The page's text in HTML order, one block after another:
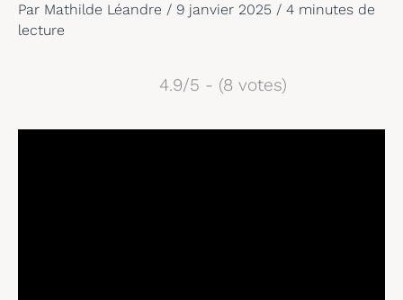
Par Mathilde Léandre / 9 janvier 2025 / 4 minutes de
lecture
4.9/5 - (8 votes)